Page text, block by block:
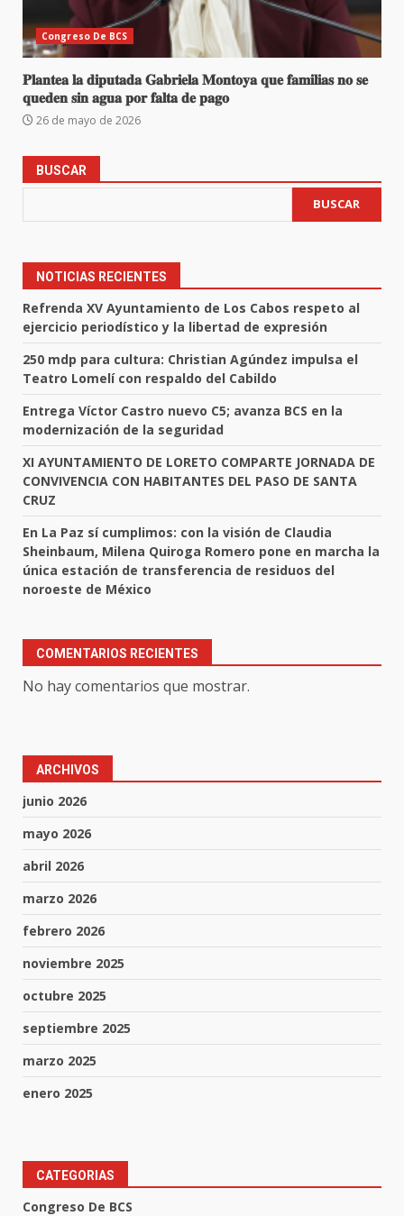
Congreso De BCS
𝐏𝐥𝐚𝐧𝐭𝐞𝐚 𝐥𝐚 𝐝𝐢𝐩𝐮𝐭𝐚𝐝𝐚 𝐆𝐚𝐛𝐫𝐢𝐞𝐥𝐚 𝐌𝐨𝐧𝐭𝐨𝐲𝐚 𝐪𝐮𝐞 𝐟𝐚𝐦𝐢𝐥𝐢𝐚𝐬 𝐧𝐨 𝐬𝐞
𝐪𝐮𝐞𝐝𝐞𝐧 𝐬𝐢𝐧 𝐚𝐠𝐮𝐚 𝐩𝐨𝐫 𝐟𝐚𝐥𝐭𝐚 𝐝𝐞 𝐩𝐚𝐠𝐨
26 de mayo de 2026
BUSCAR
BUSCAR
NOTICIAS RECIENTES
Refrenda XV Ayuntamiento de Los Cabos respeto al
ejercicio periodístico y la libertad de expresión
250 mdp para cultura: Christian Agúndez impulsa el
Teatro Lomelí con respaldo del Cabildo
Entrega Víctor Castro nuevo C5; avanza BCS en la
modernización de la seguridad
XI AYUNTAMIENTO DE LORETO COMPARTE JORNADA DE
CONVIVENCIA CON HABITANTES DEL PASO DE SANTA
CRUZ
En La Paz sí cumplimos: con la visión de Claudia
Sheinbaum, Milena Quiroga Romero pone en marcha la
única estación de transferencia de residuos del
noroeste de México
COMENTARIOS RECIENTES
No hay comentarios que mostrar.
ARCHIVOS
junio 2026
mayo 2026
abril 2026
marzo 2026
febrero 2026
noviembre 2025
octubre 2025
septiembre 2025
marzo 2025
enero 2025
CATEGORIAS
Congreso De BCS